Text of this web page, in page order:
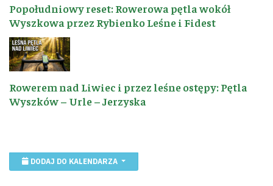
Popołudniowy reset: Rowerowa pętla wokół
Wyszkowa przez Rybienko Leśne i Fidest
Rowerem nad Liwiec i przez leśne ostępy: Pętla
Wyszków – Urle – Jerzyska
DODAJ DO KALENDARZA